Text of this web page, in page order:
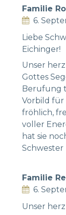
Familie
6.
Liebe
Eichinger!
Unser
Gottes
Berufung
Vorbild für
fröhlich,
voller
hat sie
Schwester
Familie
6.
Unser